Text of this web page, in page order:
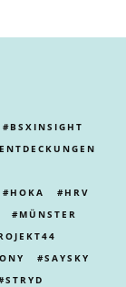
BSXINSIGHT
ENTDECKUNGEN
HOKA
HRV
MÜNSTER
SAYSKY
STRYD